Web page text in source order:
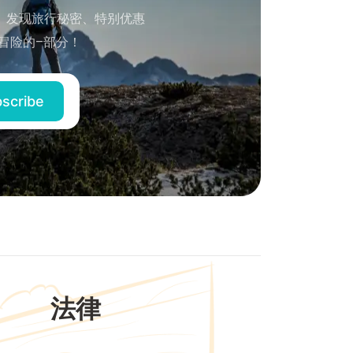
现旅行秘密、特别优惠
险的–部分！
法律